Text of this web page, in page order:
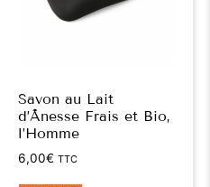
Savon au Lait
d’Ânesse Frais et Bio,
l’Homme
6,00€ TTC